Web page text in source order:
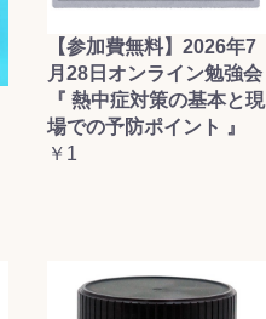
【参加費無料】2026年7
月28日オンライン勉強会
『 熱中症対策の基本と現
場での予防ポイント 』
￥1